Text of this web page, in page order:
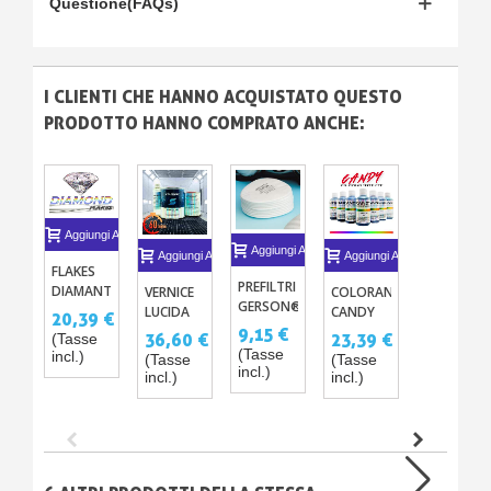
I CLIENTI CHE HANNO ACQUISTATO QUESTO
PRODOTTO HANNO COMPRATO ANCHE:
Aggiungi Al Carrello
FLAKES
DIAMANTE
25G
20,39 €
(Tasse
incl.)
Aggiungi Al Carrello
VERNICE
LUCIDA
PER
MOTO
WET
SPEED
36,60 €
(Tasse
incl.)
Aggiungi Al Carrello
PREFILTRI
GERSON®
X2
9,15 €
(Tasse
incl.)
Aggiungi Al Carrello
COLORANTI
CANDY
CONCENTRATI
PER
VERNICE
23,39 €
(Tasse
incl.)